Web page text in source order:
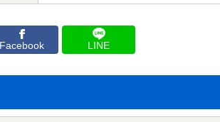
Facebook LINE